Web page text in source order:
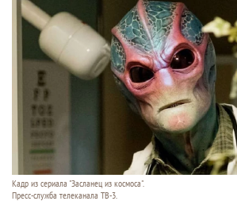
Кадр из сериала "Засланец из космоса".
Пресс-служба телеканала ТВ-3.